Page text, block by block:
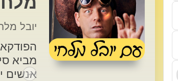
מביא
אנשים